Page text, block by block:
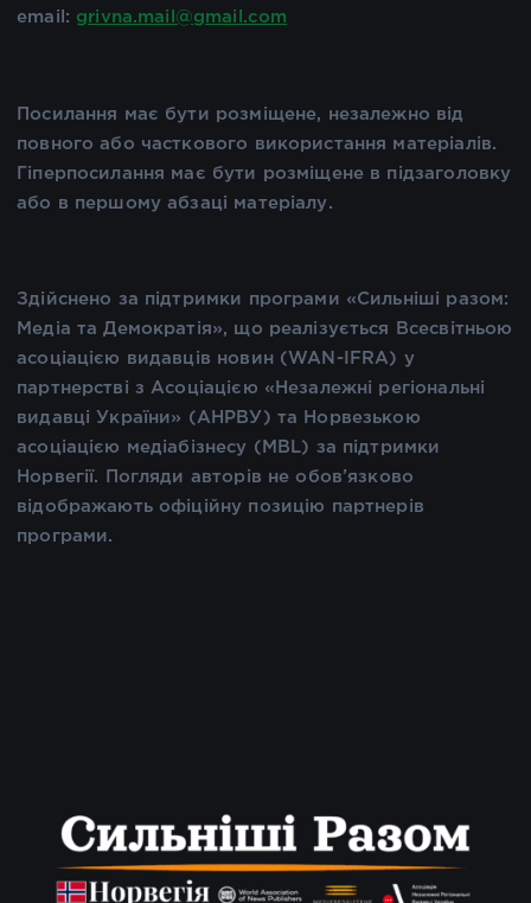
email: grivna.mail@gmail.com
Посилання має бути розміщене, незалежно від
повного або часткового використання матеріалів.
Гіперпосилання має бути розміщене в підзаголовку
або в першому абзаці матеріалу.
Здійснено за підтримки програми «Сильніші разом:
Медіа та Демократія», що реалізується Всесвітньою
асоціацією видавців новин (WAN-IFRA) у
партнерстві з Асоціацією «Незалежні регіональні
видавці України» (АНРВУ) та Норвезькою
асоціацією медіабізнесу (MBL) за підтримки
Норвегії. Погляди авторів не обов’язково
відображають офіційну позицію партнерів
програми.